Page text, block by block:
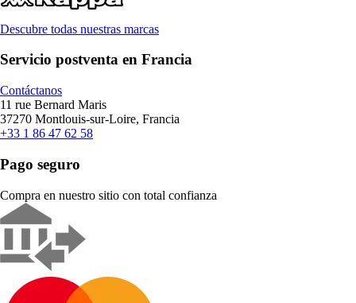
Descubre todas nuestras marcas
Servicio postventa en Francia
Contáctanos
11 rue Bernard Maris
37270 Montlouis-sur-Loire, Francia
+33 1 86 47 62 58
Pago seguro
Compra en nuestro sitio con total confianza